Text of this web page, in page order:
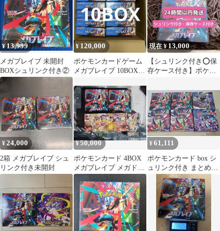
¥13,999
メガブレイブ 未開封
BOXシュリンク付き②
¥ 120,000
ポケモンカードゲーム
メガブレイブ 10BOX
現在 ¥13,000
【シュリンク付き⭕️保
存ケース付き】ポケモ
ガブレイブ
¥24,000
2箱 メガブレイブ シュ
リンク付き未開封
¥50,000
ポケモンカード 4BOX
メガブレイブ メガドリ
ームex など シュリンク
付き
¥61,111
ポケモンカード box シ
ュリンク付き まとめ売
り ニンジャスピナー